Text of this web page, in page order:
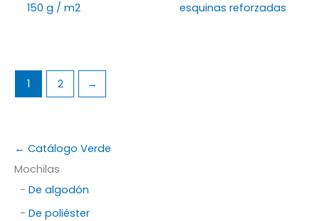
← Catálogo Verde
Mochilas
- De algodón
- De poliéster
150 g / m2
esquinas reforzadas
1 2 →